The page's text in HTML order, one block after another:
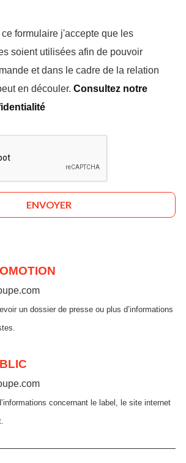
ce formulaire j'accepte que les
soient utilisées afin de pouvoir
et dans le cadre de la relation
en découler. Consultez notre
un dossier de presse ou plus d’informations
concernant le label, le site internet